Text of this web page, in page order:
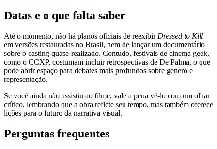
Datas e o que falta saber
Até o momento, não há planos oficiais de reexibir Dressed to Kill
em versões restauradas no Brasil, nem de lançar um documentário
sobre o casting quase‑realizado. Contudo, festivais de cinema geek,
como o CCXP, costumam incluir retrospectivas de De Palma, o que
pode abrir espaço para debates mais profundos sobre gênero e
representação.
Se você ainda não assistiu ao filme, vale a pena vê‑lo com um olhar
crítico, lembrando que a obra reflete seu tempo, mas também oferece
lições para o futuro da narrativa visual.
Perguntas frequentes